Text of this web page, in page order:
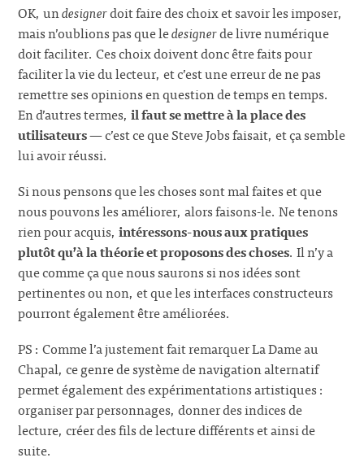
OK, undesignerdoit faire des choix et savoir les imposer,
mais n’oublions pas que ledesignerde livre numérique
doit faciliter. Ces choix doivent donc être faits pour
faciliter la vie du lecteur, et c’est une erreur de ne pas
remettre ses opinions en question de temps en temps.
En d’autres termes,il faut se mettre à la place des
utilisateurs— c’est ce que Steve Jobs faisait, et ça semble
lui avoir réussi.
Si nous pensons que les choses sont mal faites et que
nous pouvons les améliorer, alors faisons-le. Ne tenons
rien pour acquis,intéressons-nous aux pratiques
plutôt qu’à la théorie et proposons des choses. Il n’y a
que comme ça que nous saurons si nos idées sont
pertinentes ou non, et que les interfaces constructeurs
pourront également être améliorées.
PS : Comme l’a justement fait remarquer La Dame au
Chapal, ce genre de système de navigation alternatif
permet également des expérimentations artistiques :
organiser par personnages, donner des indices de
lecture, créer des fils de lecture différents et ainsi de
suite.